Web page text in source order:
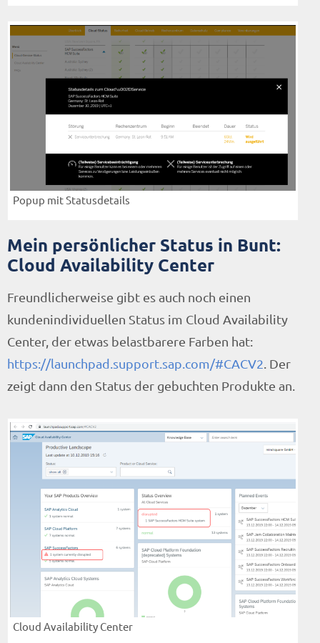
Popup mit Statusdetails
Mein persönlicher Status in Bunt:
Cloud Availability Center
Freundlicherweise gibt es auch noch einen
kundenindividuellen Status im Cloud Availability
Center, der etwas belastbarere Farben hat:
https://launchpad.support.sap.com/#CACV2. Der
zeigt dann den Status der gebuchten Produkte an.
Cloud Availability Center